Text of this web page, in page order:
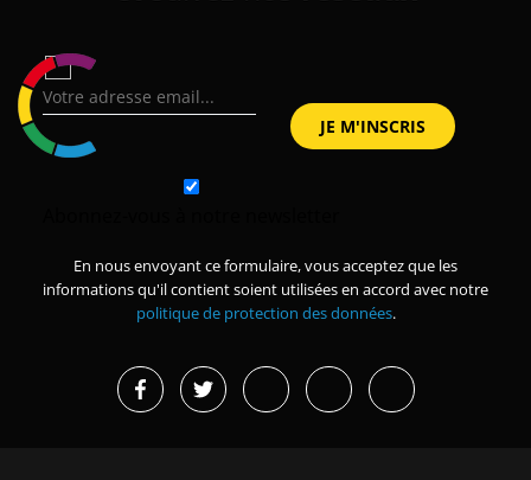
En nous envoyant ce formulaire, vous acceptez que les
informations qu'il contient soient utilisées en accord avec notre
politique de protection des données.